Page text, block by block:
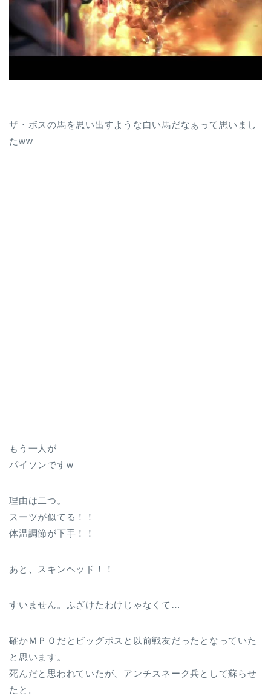
ザ・ボスの馬を思い出すような白い馬だなぁって思いまし
たww
もう一人が
パイソンですw
理由は二つ。
スーツが似てる！！
体温調節が下手！！
あと、スキンヘッド！！
すいません。ふざけたわけじゃなくて…
確かＭＰＯだとビッグボスと以前戦友だったとなっていた
と思います。
死んだと思われていたが、アンチスネーク兵として蘇らせ
たと。